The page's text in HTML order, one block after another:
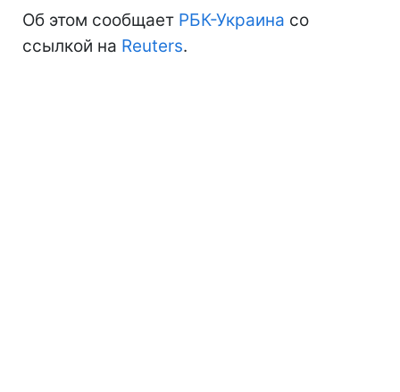
Об этом сообщает РБК-Украина со
ссылкой на Reuters.